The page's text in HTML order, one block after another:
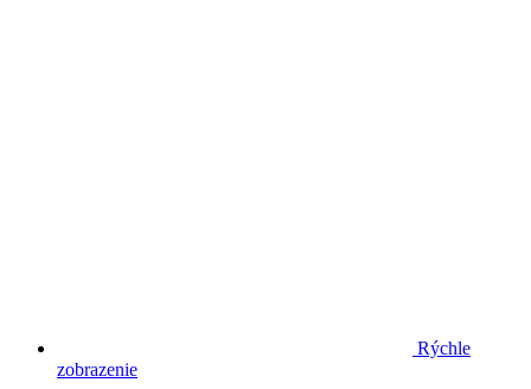
Rýchle
zobrazenie